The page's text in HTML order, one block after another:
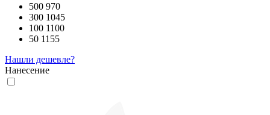
500 970
300 1045
100 1100
50 1155
Нашли дешевле?
Нанесение